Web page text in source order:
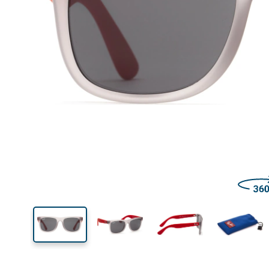
39 mm
Výška očnice
48 mm
Šírka očnice